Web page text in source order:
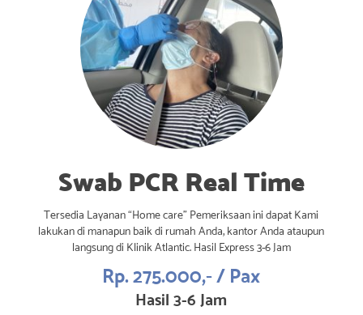
Swab PCR Real Time
Tersedia Layanan “Home care” Pemeriksaan ini dapat Kami
lakukan di manapun baik di rumah Anda, kantor Anda ataupun
langsung di Klinik Atlantic. Hasil Express 3-6 Jam
Rp. 275.000,- / Pax
Hasil 3-6 Jam